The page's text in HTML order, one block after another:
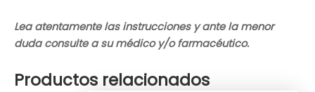
Lea atentamente las instrucciones y ante la menor
duda consulte a su médico y/o farmacéutico.
Productos relacionados